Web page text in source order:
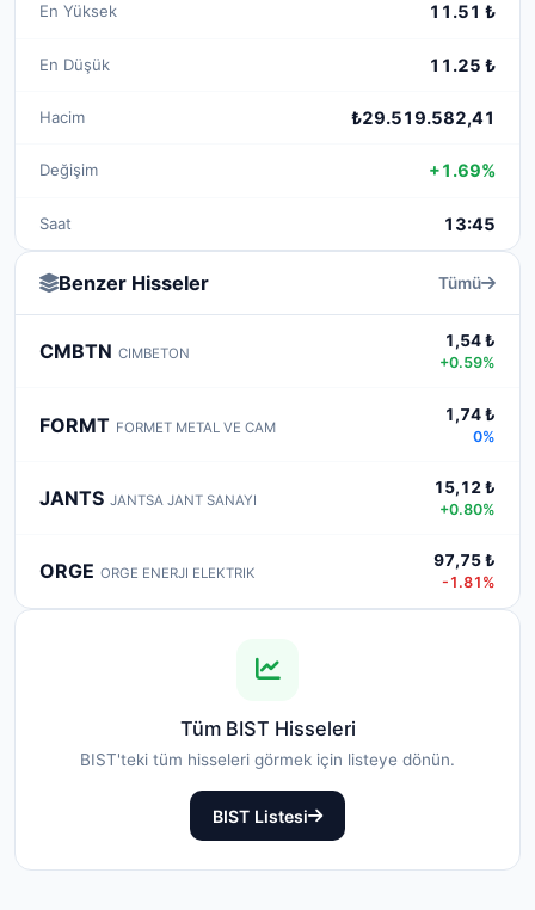
En Yüksek 11.51 ₺
En Düşük 11.25 ₺
Hacim ₺29.519.582,41
Değişim +1.69%
Saat 13:45
Benzer Hisseler Tümü
CMBTN CIMBETON
1,54 ₺
+0.59%
FORMT FORMET METAL VE CAM
1,74 ₺
0%
JANTS JANTSA JANT SANAYI
15,12 ₺
+0.80%
ORGE ORGE ENERJI ELEKTRIK
97,75 ₺
-1.81%
Tüm BIST Hisseleri
BIST'teki tüm hisseleri görmek için listeye dönün.
BIST Listesi